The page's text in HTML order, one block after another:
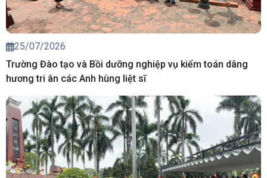
25/07/2026
Trường Đào tạo và Bồi dưỡng nghiệp vụ kiểm toán dâng
hương tri ân các Anh hùng liệt sĩ